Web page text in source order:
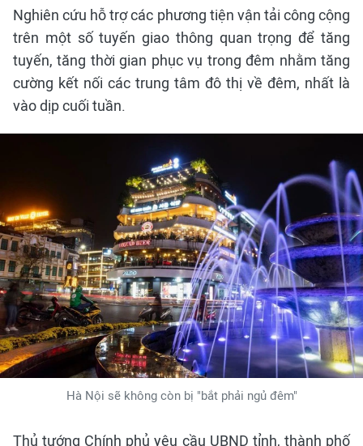
Nghiên cứu hỗ trợ các phương tiện vận tải công cộng
trên một số tuyến giao thông quan trọng để tăng
tuyến, tăng thời gian phục vụ trong đêm nhằm tăng
cường kết nối các trung tâm đô thị về đêm, nhất là
vào dịp cuối tuần.
Hà Nội sẽ không còn bị "bắt phải ngủ đêm"
Thủ tướng Chính phủ yêu cầu UBND tỉnh, thành phố